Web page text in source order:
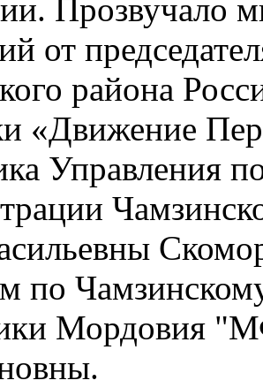
Прозвучало
от
района
«Движение
Управления
по
Мордовия